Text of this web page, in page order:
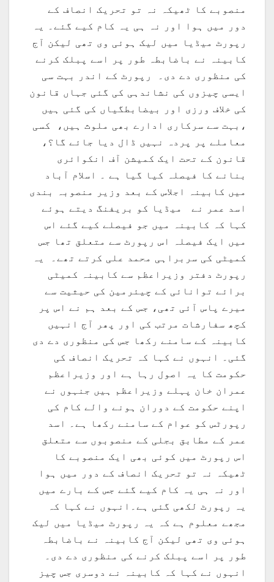
منصوبے کا ٹھیکہ نہ تو تحریک انصاف کے
دور میں ہوا اور نہ ہی یہ کام کیے گئے۔ یہ
رپورٹ میڈیا میں لیک ہوئی وی تھی لیکن آج
کابینہ نے باضابطہ طور پر اسے پبلک کرنے
کی منظوری دے دی۔ رپورٹ کے اندر بہت سی
ایسی چیزوں کی نشاندہی کی گئی جہاں قانون
کی خلاف ورزی اور بیضابطگیاں کی گئی ہیں
،بہت سے سرکاری ادارے بھی ملوث ہیں، کسی
معاملے پر پردہ نہیں ڈال دیا جائے گا؟،
قانون کے تحت ایک کمیشن آف انکوائری
بنانے کا فیصلہ کیا گیا ہے ۔ اسلام آباد
میں کابینہ اجلاس کے بعد وزیر منصوبہ بندی
اسد عمر نے میڈیا کو بریفنگ دیتے ہوئے
کہا کہ کابینہ میں جو فیصلے کیے گئے اس
میں ایک فیصلہ اس رپورٹ سے متعلق تھا جس
کمیٹی کی سربراہی محمد علی کرتے تھے۔ یہ
رپورٹ دفتر وزیراعظم سے کابینہ کمیٹی
برائے توانائی کے چیئرمین کی حیثیت سے
میرے پاس آئی تھی، جس کے بعد ہم نے اس پر
کچھ سفارشات مرتب کی اور پھر آج انہیں
کابینہ کے سامنے رکھا جس کی منظوری دے دی
گئی۔ انہوں نے کہا کہ تحریک انصاف کی
حکومت کا یہ اصول رہا ہے اور وزیراعظم
عمران خان پہلے وزیراعظم ہیں جنہوں نے
اپنے حکومت کے دوران ہونے والے کام کی
رپورٹس کو عوام کے سامنے رکھا ہے۔ اسد
عمر کے مطابق بجلی کے منصوبوں سے متعلق
اس رپورٹ میں کوئی بھی ایک منصوبے کا
ٹھیکہ نہ تو تحریک انصاف کے دور میں ہوا
اور نہ ہی یہ کام کیے گئے جس کے بارے میں
یہ رپورٹ لکھی گئی ہے۔انہوں نے کہا کہ
مجھے معلوم ہے کہ یہ رپورٹ میڈیا میں لیک
ہوئی وی تھی لیکن آج کابینہ نے باضابطہ
طور پر اسے پبلک کرنے کی منظوری دے دی۔
انہوں نے کہا کہ کابینہ نے دوسری جس چیز